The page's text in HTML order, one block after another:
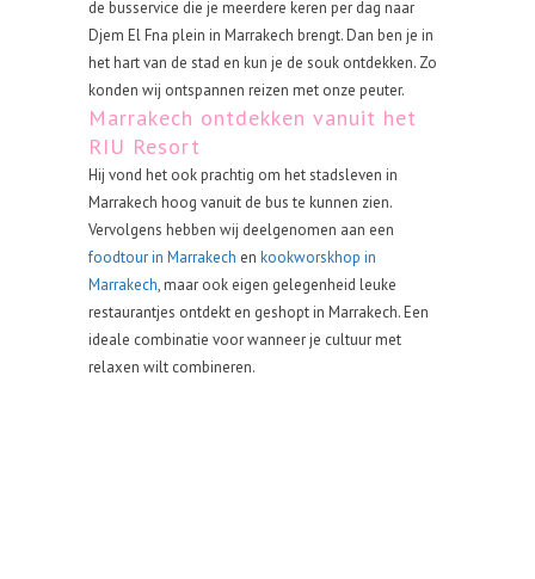
de busservice die je meerdere keren per dag naar
Djem El Fna plein in Marrakech brengt. Dan ben je in
het hart van de stad en kun je de souk ontdekken. Zo
konden wij ontspannen reizen met onze peuter.
Marrakech ontdekken vanuit het
RIU Resort
Hij vond het ook prachtig om het stadsleven in
Marrakech hoog vanuit de bus te kunnen zien.
Vervolgens hebben wij deelgenomen aan een
foodtour in Marrakech en kookworskhop in
Marrakech, maar ook eigen gelegenheid leuke
restaurantjes ontdekt en geshopt in Marrakech. Een
ideale combinatie voor wanneer je cultuur met
relaxen wilt combineren.